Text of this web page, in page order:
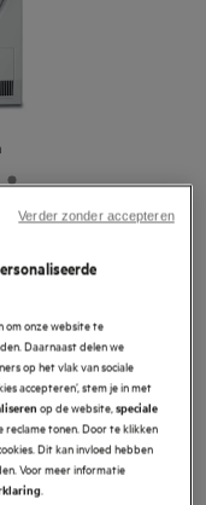
EU productinformatieblad
zelfs op lage
gelijkmatig te drogen.
en tijd aan.
om onze website te
Daarnaast delen we
op het vlak van sociale
accepteren’, stem je in met
op de website,speciale
reclame tonen. Door te klikken
Dit kan invloed hebben
Voor meer informatie
.
Verder zonder accepteren